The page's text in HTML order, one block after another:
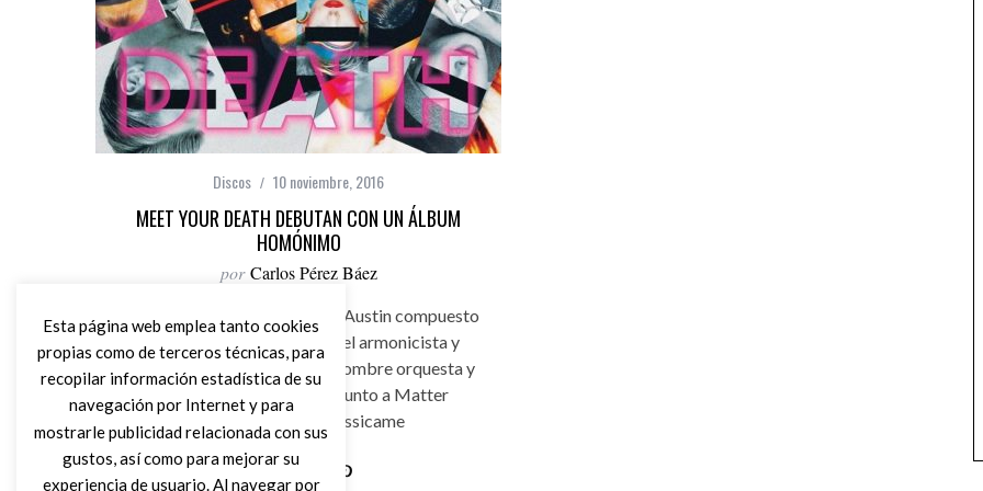
Discos 10 noviembre, 2016
MEET YOUR DEATH DEBUTAN CON UN ÁLBUM
HOMÓNIMO
por Carlos Pérez Báez
Meet Your Death, cuarteto de Austin compuesto
por dos leyendas como son el armonicista y
cantante Walter Daniels y el hombre orquesta y
guitarrista John Schooley junto a Matter
Hammer, y Harpal Assicame
Esta página web emplea tanto cookies
propias como de terceros técnicas, para
recopilar información estadística de su
navegación por Internet y para
mostrarle publicidad relacionada con sus
gustos, así como para mejorar su
experiencia de usuario. Al navegar por